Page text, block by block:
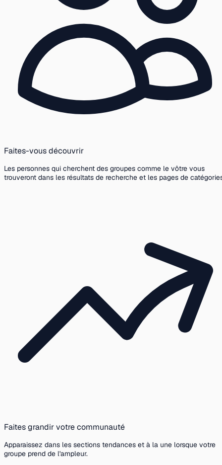
Faites-vous découvrir
Les personnes qui cherchent des groupes comme le vôtre vous
trouveront dans les résultats de recherche et les pages de
Faites grandir votre communauté
Apparaissez dans les sections tendances et à la une lorsque votre
groupe prend de l'ampleur.